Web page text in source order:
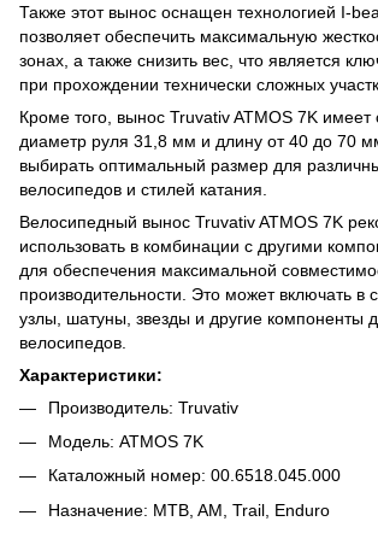
Также этот вынос оснащен технологией I-
позволяет обеспечить максимальную
зонах, а также снизить вес, что является
при прохождении технически сложных
Кроме того, вынос Truvativ ATMOS 7K имеет
диаметр руля 31,8 мм и длину от 40 до 70
выбирать оптимальный размер для
велосипедов и стилей катания.
Велосипедный вынос Truvativ ATMOS 7K
использовать в комбинации с другими
для обеспечения максимальной
производительности. Это может включать в
узлы, шатуны, звезды и другие компоненты
велосипедов.
Характеристики:
Производитель: Truvativ
Модель: ATMOS 7K
Каталожный номер: 00.6518.045.000
Назначение: MTB, AM, Trail, Enduro